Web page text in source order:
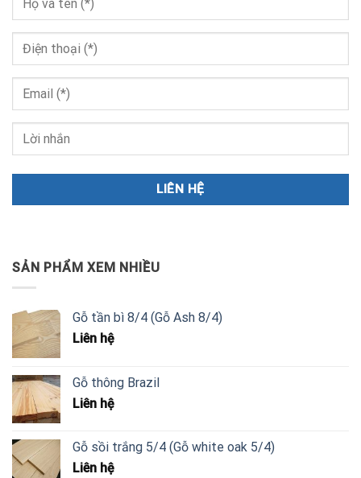
SẢN PHẨM XEM NHIỀU
Gỗ tần bì 8/4 (Gỗ Ash 8/4)
Liên hệ
Gỗ thông Brazil
Liên hệ
Gỗ sồi trắng 5/4 (Gỗ white oak 5/4)
Liên hệ